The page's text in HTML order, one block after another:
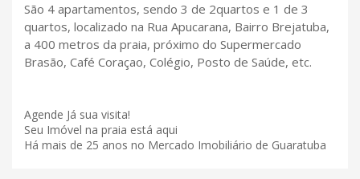
São 4 apartamentos, sendo 3 de 2quartos e 1 de 3
quartos, localizado na Rua Apucarana, Bairro Brejatuba,
a 400 metros da praia, próximo do Supermercado
Brasão, Café Coraçao, Colégio, Posto de Saúde, etc.
Agende Já sua visita!
Seu Imóvel na praia está aqui
Há mais de 25 anos no Mercado Imobiliário de Guaratuba